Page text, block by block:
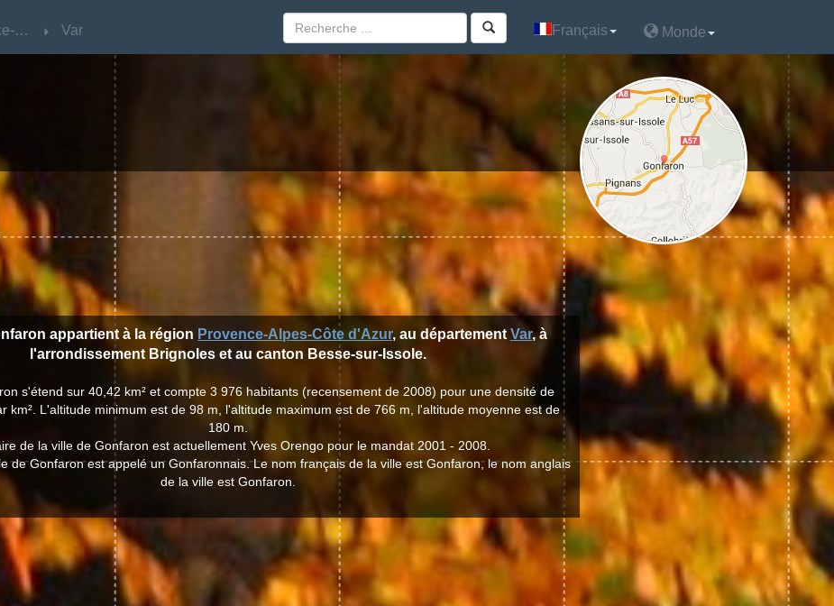
Provence-Alpes-Côte d'Azur Var Français Monde
appartient à la région Provence-Alpes-Côte d'Azur, au départementVar, à
l'arrondissement Brignoles et au canton Besse-sur-Issole.
s'étend sur 40,42 km² et compte 3 976 habitants (recensement de 2008) pour une densité de
km². L'altitude minimum est de 98 m, l'altitude maximum est de 766 m, l'altitude moyenne est de
180 m.
de la ville de Gonfaron est actuellement Yves Orengo pour le mandat 2001 - 2008.
de Gonfaron est appelé un Gonfaronnais. Le nom français de la ville est Gonfaron, le nom anglais
de la ville est Gonfaron.
Provence-Alpes-Côte d'Azur Var Français Monde